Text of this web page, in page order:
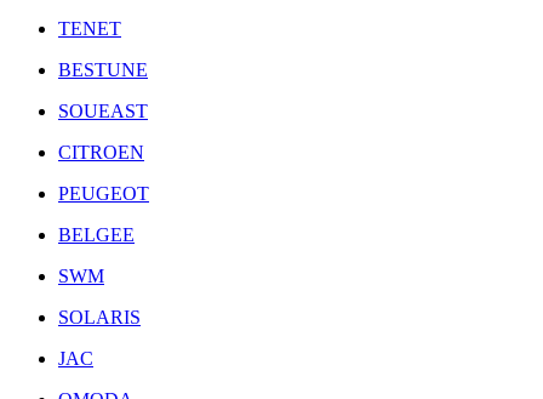
TENET
BESTUNE
SOUEAST
CITROEN
PEUGEOT
BELGEE
SWM
SOLARIS
JAC